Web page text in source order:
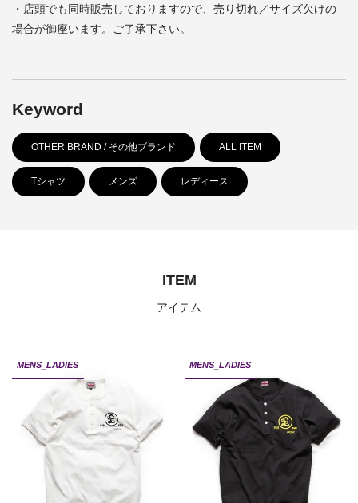
・店頭でも同時販売しておりますので、売り切れ／サイズ欠けの
場合が御座います。ご了承下さい。
Keyword
OTHER BRAND / その他ブランド ALL ITEM
Tシャツ メンズ レディース
ITEM
アイテム
MENS_LADIES MENS_LADIES